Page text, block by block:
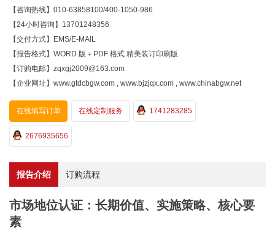
【咨询热线】010-63858100/400-1050-986
【24小时咨询】13701248356
【交付方式】EMS/E-MAIL
【报告格式】WORD 版＋PDF 格式 精美装订印刷版
【订购电邮】zqxgj2009@163.com
【企业网址】www.gtdcbgw.com , www.bjzjqx.com , www.chinabgw.net
在线填写订单 在线定制服务 1741283285
2676935656
报告介绍 订购流程
市场地位认证：长期价值、实施策略、核心要
素